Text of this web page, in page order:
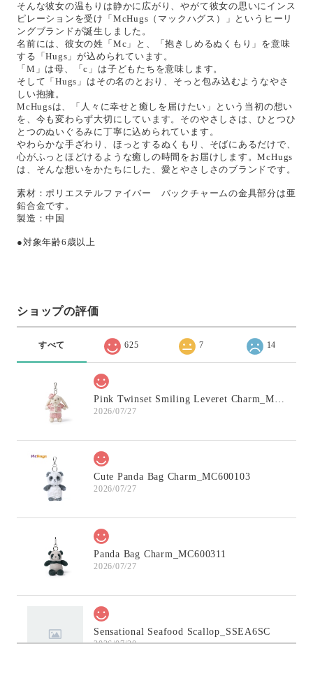
そんな彼女の温もりは静かに広がり、やがて彼女の思いにインス
ピレーションを受け「McHugs（マックハグス）」というヒーリ
ングブランドが誕生しました。
名前には、彼女の姓「Mc」と、「抱きしめるぬくもり」を意味
する「Hugs」が込められています。
「M」は母、「c」は子どもたちを意味します。
そして「Hugs」はその名のとおり、そっと包み込むようなやさ
しい抱擁。
McHugsは、「人々に幸せと癒しを届けたい」という当初の想い
を、今も変わらず大切にしています。そのやさしさは、ひとつひ
とつのぬいぐるみに丁寧に込められています。
やわらかな手ざわり、ほっとするぬくもり、そばにあるだけで、
心がふっとほどけるような癒しの時間をお届けします。McHugs
は、そんな想いをかたちにした、愛とやさしさのブランドです。
素材：ポリエステルファイバー バックチャームの金具部分は亜
鉛合金です。
製造：中国
●対象年齢6歳以上
ショップの評価
すべて 625 7 14
Pink Twinset Smiling Leveret Charm_MC600145
2026/07/27
Cute Panda Bag Charm_MC600103
2026/07/27
Panda Bag Charm_MC600311
2026/07/27
Sensational Seafood Scallop_SSEA6SC
2026/07/20